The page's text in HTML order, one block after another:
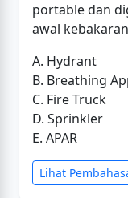
portable dan
awal
A. Hydrant
B. Breathing
C. Fire Truck
D. Sprinkler
E. APAR
Lihat